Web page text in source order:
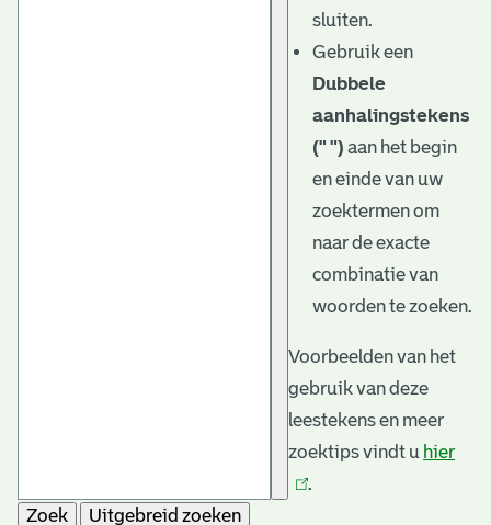
sluiten.
Gebruik een
Dubbele
aanhalingstekens
(" ") aan het begin
en einde van uw
zoektermen om
naar de exacte
combinatie van
woorden te zoeken.
Voorbeelden van het
gebruik van deze
leestekens en meer
zoektips vindt u hier
.
Zoek
Uitgebreid zoeken